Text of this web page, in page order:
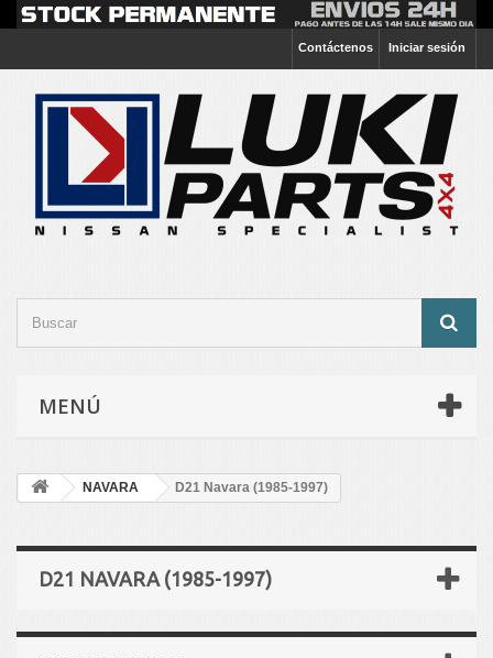
Iniciar sesión
Contáctenos
MENÚ
NAVARA D21 Navara (1985-1997)
D21 NAVARA (1985-1997)